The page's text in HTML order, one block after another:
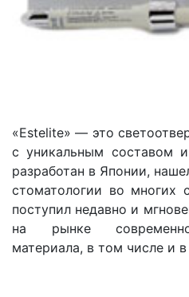
«Estelite» — это
с уникальным составом
разработан в Японии,
стоматологии во многих
поступил недавно и
на рынке
материала, в том числе и